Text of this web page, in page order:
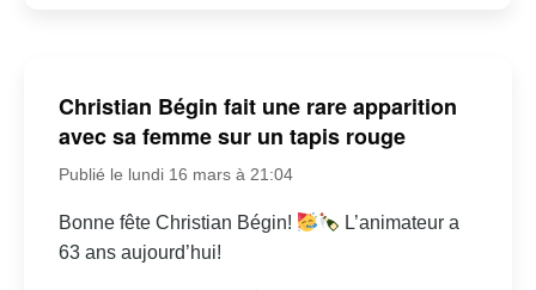
Christian Bégin fait une rare apparition
avec sa femme sur un tapis rouge
Publié le lundi 16 mars à 21:04
Bonne fête Christian Bégin!
L’animateur a
63 ans aujourd’hui!